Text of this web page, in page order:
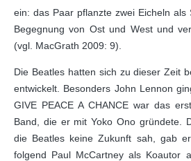
ein: das Paar pflanzte zwei Eicheln als
Begegnung von Ost und West und
(vgl. MacGrath 2009: 9).
Die Beatles hatten sich zu dieser Zeit
entwickelt. Besonders John Lennon
GIVE PEACE A CHANCE war das
Band, die er mit Yoko Ono gründete.
die Beatles keine Zukunft sah, gab
folgend Paul McCartney als Koautor